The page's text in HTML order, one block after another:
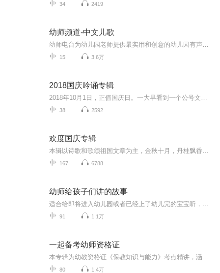
34 2419
幼师频道-中文儿歌
15 3.6万
2018国庆吟诵专辑
38 2592
欢度国庆专辑
167 6788
幼师给孩子们讲的故事
91 1.1万
一起备考幼师资格证
80 1.4万